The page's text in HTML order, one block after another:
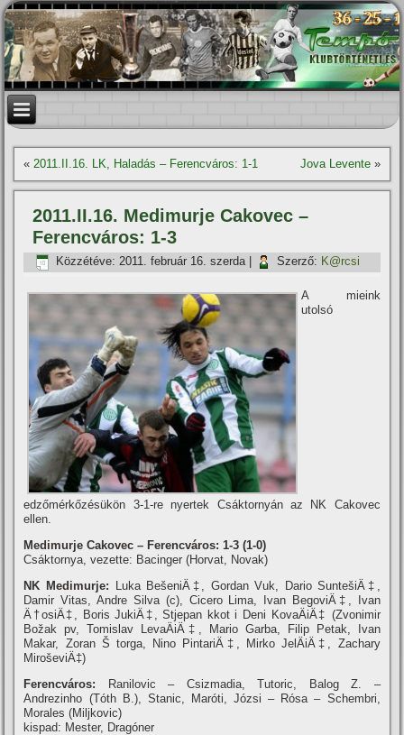
«2011.II.16. LK, Haladás – Ferencváros: 1-1 Jova Levente»
2011.II.16. Medimurje Cakovec –
Ferencváros: 1-3
Közzétéve: 2011. február 16. szerda| Szerző: K@rcsi
A mieink
utolsó
edzőmérkőzésükön 3-1-re nyertek Csáktornyán az NK Cakovec
ellen.
Medimurje Cakovec – Ferencváros: 1-3 (1-0)
Csáktornya, vezette: Bacinger (Horvat, Novak)
NK Medimurje:
Luka BešeniÄ‡, Gordan Vuk, Dario SuntešiÄ‡,
Damir Vitas, Andre Silva (c), Cicero Lima, Ivan BegoviÄ‡, Ivan
Ä†osiÄ‡, Boris JukiÄ‡, Stjepan kkot i Deni KovaÄiÄ‡ (Zvonimir
Božak pv, Tomislav LevaÄiÄ‡, Mario Garba, Filip Petak, Ivan
Makar, Zoran Š torga, Nino PintariÄ‡, Mirko JelÄiÄ‡, Zachary
MiroševiÄ‡)
Ferencváros:
Ranilovic – Csizmadia, Tutoric, Balog Z. –
Andrezinho (Tóth B.), Stanic, Maróti, Józsi – Rósa – Schembri,
Morales (Miljkovic)
kispad: Mester, Dragóner